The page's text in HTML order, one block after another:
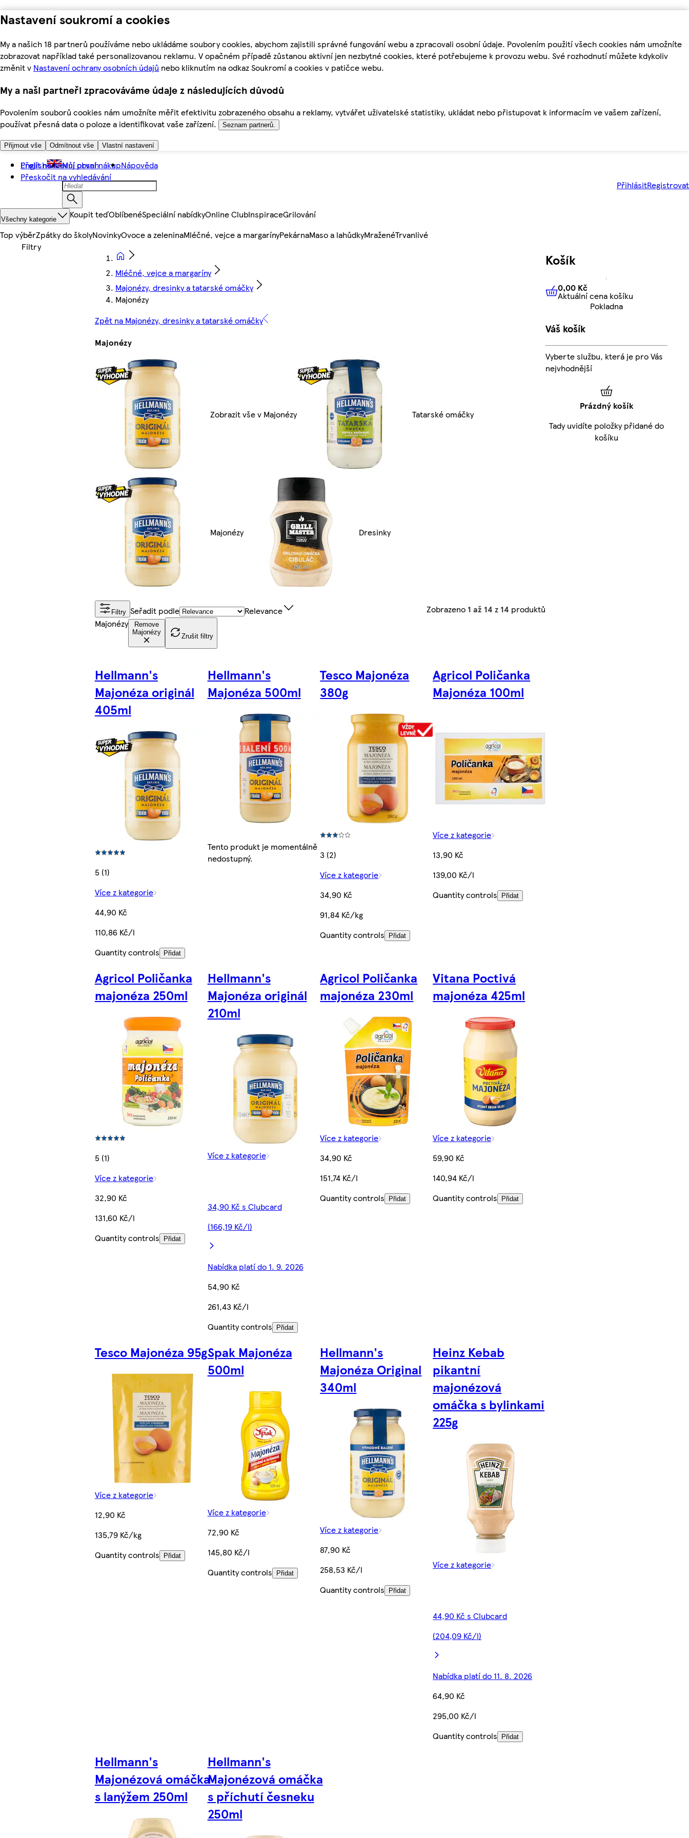
Nastavení soukromí a cookies
My a našich 18 partnerů používáme nebo ukládáme soubory cookies, abychom zajistili správné fungování webu a zpracovali osobní údaje. Povolením použití všech cookies nám umožníte
zobrazovat například také personalizovanou reklamu. V opačném případě zůstanou aktivní jen nezbytné cookies, které potřebujeme k provozu webu. Své rozhodnutí můžete kdykoliv
změnit v Nastavení ochrany osobních údajů nebo kliknutím na odkaz Soukromí a cookies v patičce webu.
My a naši partneři zpracováváme údaje z následujících důvodů
Povolením souborů cookies nám umožníte měřit efektivitu zobrazeného obsahu a reklamy, vytvářet uživatelské statistiky, ukládat nebo přistupovat k informacím ve vašem zařízení,
používat přesná data o poloze a identifikovat vaše zařízení.
Seznam partnerů.
Přijmout vše Odmítnout vše Vlastní nastavení
Přejít na hlavní obsah
Přeskočit na vyhledávání
English Můj první nákupNápověda
PřihlásitRegistrovat
Všechny kategorie Koupit teďOblíbenéSpeciální nabídkyOnline ClubInspiraceGrilování
Top výběrZpátky do školyNovinkyOvoce a zeleninaMléčné, vejce a margarínyPekárnaMaso a lahůdkyMraženéTrvanlivé
Mléčné, vejce a margaríny
Majonézy, dresinky a tatarské omáčky
Majonézy
Zpět na Majonézy, dresinky a tatarské omáčky
Majonézy
Zobrazit vše v Majonézy Tatarské omáčky
Majonézy Dresinky
Filtry Seřadit podle Relevance Zobrazeno 1 až 14 z 14 produktů
Majonézy
Remove
Majonézy
Zrušit filtry
Hellmann's
Majonéza originál
405ml
5 (1)
Více z kategorie
44,90 Kč
110,86 Kč/l
Quantity controls
Přidat
Hellmann's
Majonéza 500ml
Tento produkt je momentálně
nedostupný.
Tesco Majonéza
380g
3 (2)
Více z kategorie
34,90 Kč
91,84 Kč/kg
Quantity controls
Přidat
Agricol Poličanka
Majonéza 100ml
Více z kategorie
13,90 Kč
139,00 Kč/l
Quantity controls
Přidat
Agricol Poličanka
majonéza 250ml
5 (1)
Více z kategorie
32,90 Kč
131,60 Kč/l
Quantity controls
Přidat
Hellmann's
Majonéza originál
210ml
Více z kategorie
34,90 Kč s Clubcard
(166,19 Kč/l)
Nabídka platí do 1. 9. 2026
54,90 Kč
261,43 Kč/l
Quantity controls
Přidat
Agricol Poličanka
majonéza 230ml
Více z kategorie
34,90 Kč
151,74 Kč/l
Quantity controls
Přidat
Vitana Poctivá
majonéza 425ml
Více z kategorie
59,90 Kč
140,94 Kč/l
Quantity controls
Přidat
Tesco Majonéza 95g
Více z kategorie
12,90 Kč
135,79 Kč/kg
Quantity controls
Přidat
Spak Majonéza
500ml
Více z kategorie
72,90 Kč
145,80 Kč/l
Quantity controls
Přidat
Hellmann's
Majonéza Original
340ml
Více z kategorie
87,90 Kč
258,53 Kč/l
Quantity controls Přidat
Heinz Kebab
pikantní
majonézová
omáčka s bylinkami
225g
Více z kategorie
44,90 Kč s Clubcard
(204,09 Kč/l)
Nabídka platí do 11. 8. 2026
64,90 Kč
295,00 Kč/l
Quantity controls Přidat
Hellmann's
Majonézová omáčka
s lanýžem 250ml
Hellmann's
Majonézová omáčka
s příchutí česneku
250ml
Košík
0,00 KčAktuální cena košíku
0,00 Kč
Aktuální cena košíku
Pokladna
Váš košík
Vyberte službu, která je pro Vás
nejvhodnější
Prázdný košík
Tady uvidíte položky přidané do
košíku